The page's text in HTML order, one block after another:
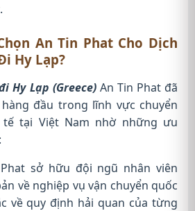
An Tin Phat Cho Dịch
Hy Lạp?
Hy Lạp (Greece)An Tin Phat đã
đầu trong lĩnh vực chuyển
tại Việt Nam nhờ những ưu
sở hữu đội ngũ nhân viên
về nghiệp vụ vận chuyển quốc
về quy định hải quan của từng